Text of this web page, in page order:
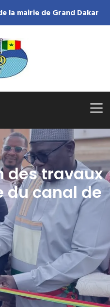
la mairie de Grand Dakar
des travaux
du canal de